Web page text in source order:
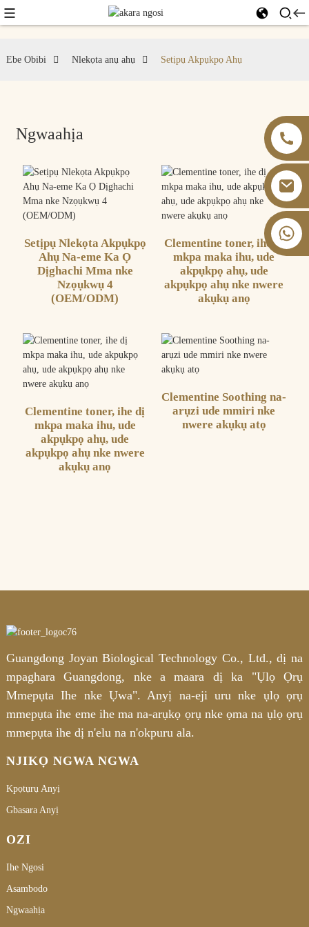
Ebe Obibi Nlekọta anụ ahụ Setịpụ Akpụkpọ Ahụ
Ngwaahịa
Setịpụ Nlekọta Akpụkpọ
Ahụ Na-eme Ka Ọ
Dịghachi Mma nke
Nzọụkwụ 4
(OEM/ODM)
Clementine toner, ihe dị
mkpa maka ihu, ude
akpụkpọ ahụ, ude
akpụkpọ ahụ nke nwere
akụkụ anọ
Clementine toner, ihe dị
mkpa maka ihu, ude
akpụkpọ ahụ, ude
akpụkpọ ahụ nke nwere
akụkụ anọ
Clementine Soothing na-
arụzi ude mmiri nke
nwere akụkụ atọ
Guangdong Joyan Biological Technology Co., Ltd., dị na
mpaghara Guangdong, nke a maara dị ka "Ụlọ Ọrụ
Mmepụta Ihe nke Ụwa". Anyị na-eji uru nke ụlọ ọrụ
mmepụta ihe eme ihe ma na-arụkọ ọrụ nke ọma na ụlọ ọrụ
mmepụta ihe dị n'elu na n'okpuru ala.
NJIKỌ NGWA NGWA
Kpọtụrụ Anyị
Gbasara Anyị
OZI
Ihe Ngosi
Asambodo
Ngwaahịa